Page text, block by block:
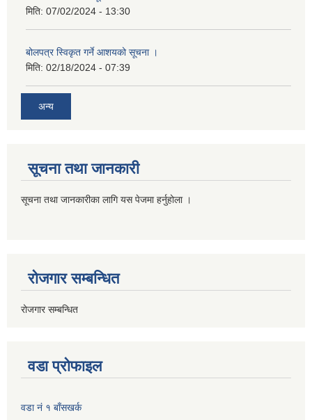
मिति: 07/02/2024 - 13:30
बोलपत्र स्विकृत गर्ने आशयको सूचना ।
मिति: 02/18/2024 - 07:39
अन्य
सूचना तथा जानकारी
सूचना तथा जानकारीका लागि यस पेजमा हर्नुहोला ।
रोजगार सम्बन्धित
रोजगार सम्बन्धित
वडा प्रोफाइल
वडा नं १ बाँसखर्क